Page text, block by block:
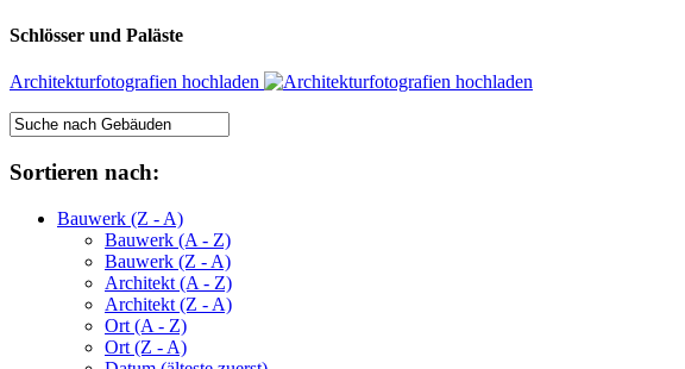
Schlösser und Paläste
Architekturfotografien hochladen
Sortieren nach:
Bauwerk (Z - A)
Bauwerk (A - Z)
Bauwerk (Z - A)
Architekt (A - Z)
Architekt (Z - A)
Ort (A - Z)
Ort (Z - A)